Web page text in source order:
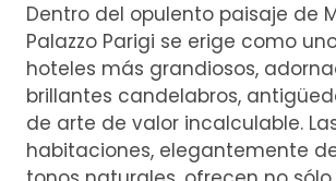
Dentro del opulento paisaje de
Palazzo Parigi se erige como
hoteles más grandiosos,
brillantes candelabros,
de arte de valor incalculable.
habitaciones, elegantemente